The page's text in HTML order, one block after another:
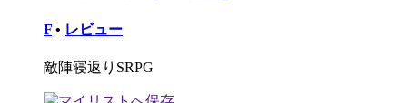
F • レビュー
敵陣寝返りSRPG